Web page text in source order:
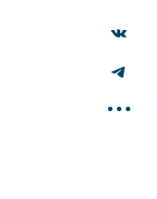
...